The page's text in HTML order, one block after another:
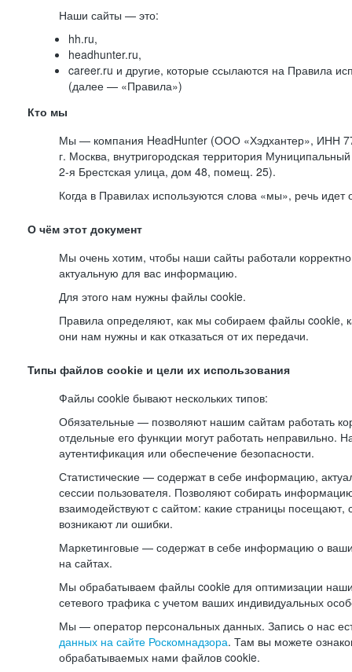
Наши сайты — это:
hh.ru,
headhunter.ru,
career.ru и другие, которые ссылаются на Правила
(далее — «Правила»)
Кто мы
Мы — компания HeadHunter (ООО «Хэдхантер», ИНН
г. Москва, внутригородская территория Муниципальный
2-я Брестская улица, дом 48, помещ. 25).
Когда в Правилах используются слова «мы», речь
О чём этот документ
Мы очень хотим, чтобы наши сайты работали
актуальную для вас информацию.
Для этого нам нужны файлы cookie.
Правила определяют, как мы собираем файлы cookie,
они нам нужны и как отказаться от их передачи.
Типы файлов cookie и цели их использования
Файлы cookie бывают нескольких типов:
Обязательные — позволяют нашим сайтам работать
отдельные его функции могут работать неправильно.
аутентификация или обеспечение безопасности.
Статистические — содержат в себе информацию,
сессии пользователя. Позволяют собирать
взаимодействуют с сайтом: какие страницы посещают,
возникают ли ошибки.
Маркетинговые — содержат в себе информацию о
на сайтах.
Мы обрабатываем файлы cookie для оптимизации
сетевого трафика с учетом ваших индивидуальных
Мы — оператор персональных данных. Запись о нас
данных на сайте Роскомнадзора. Там вы можете
обрабатываемых нами файлов cookie.